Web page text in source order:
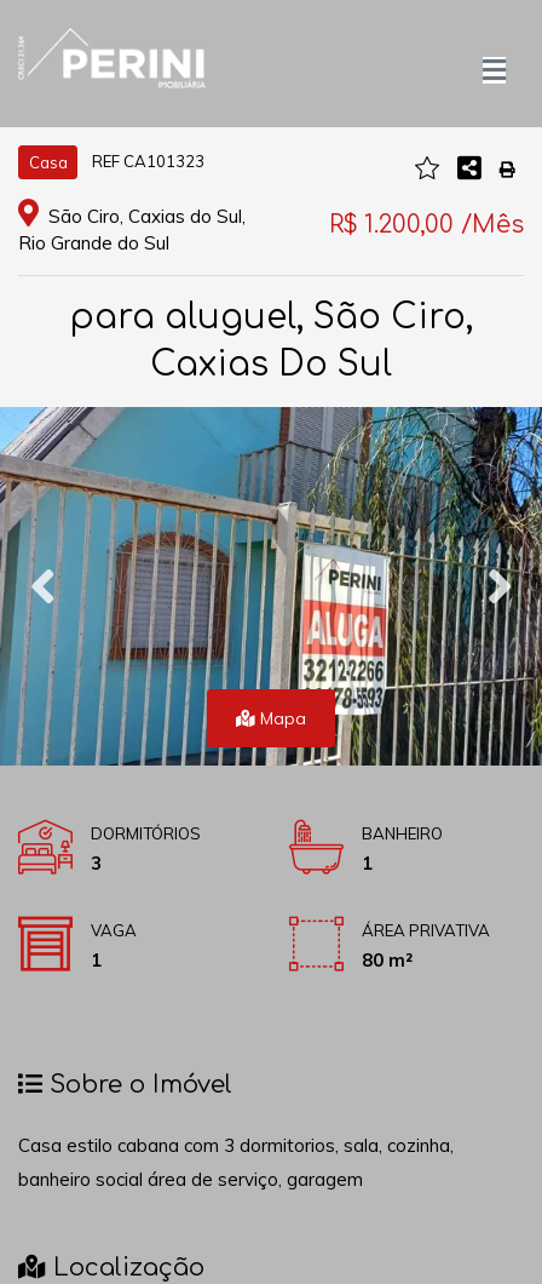
Casa REF CA101323
São Ciro, Caxias do Sul,
Rio Grande do Sul
R$ 1.200,00 /Mês
para aluguel, São Ciro,
Caxias Do Sul
Mapa
DORMITÓRIOS
3
BANHEIRO
1
VAGA
1
ÁREA PRIVATIVA
80 m²
Sobre o Imóvel
Casa estilo cabana com 3 dormitorios, sala, cozinha,
banheiro social área de serviço, garagem
Localização